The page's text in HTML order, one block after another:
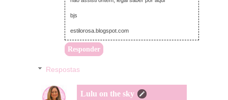
bjs
estilorosa.blogspot.com
Responder
Respostas
Lulu on the sky